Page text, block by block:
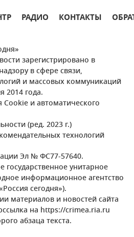
РАДИО КОНТАКТЫ
зарегистрировано в
в сфере связи,
и массовых коммуникаций
2014 года.
и автоматического
(ред. 2023 г.)
технологий
Эл № ФС77-57640.
государственное унитарное
информационное агентство
сегодня»).
материалов и новостей сайта
на https://crimea.ria.ru
абзаца текста.